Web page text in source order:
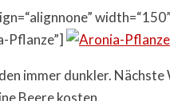
width=“150”
Pflanze”]
immer dunkler. Nächste
Beere kosten.